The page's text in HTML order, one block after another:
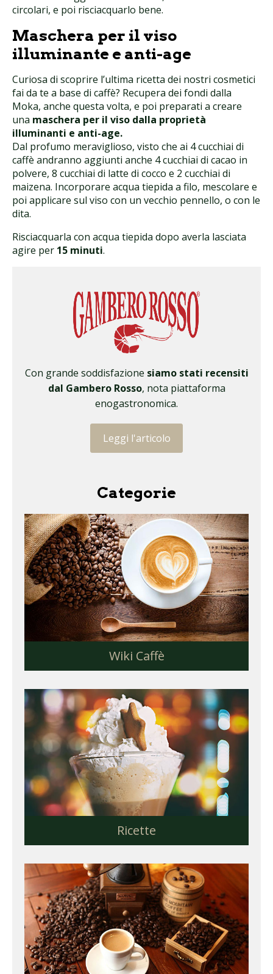
circolari, e poi risciacquarlo bene.
Maschera per il viso
illuminante e anti-age
Curiosa di scoprire l’ultima ricetta dei nostri cosmetici
fai da te a base di caffè? Recupera dei fondi dalla
Moka, anche questa volta, e poi preparati a creare
una maschera per il viso dalla proprietà
illuminanti e anti-age.
Dal profumo meraviglioso, visto che ai 4 cucchiai di
caffè andranno aggiunti anche 4 cucchiai di cacao in
polvere, 8 cucchiai di latte di cocco e 2 cucchiai di
maizena. Incorporare acqua tiepida a filo, mescolare e
poi applicare sul viso con un vecchio pennello, o con le
dita.
Risciacquarla con acqua tiepida dopo averla lasciata
agire per 15 minuti.
Con grande soddisfazione siamo stati recensiti
dal Gambero Rosso, nota piattaforma
enogastronomica.
Leggi l'articolo
Categorie
Wiki Caffè
Ricette